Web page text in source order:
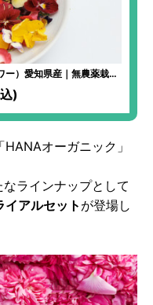
）愛知県産｜無農薬栽培
IN YOU MARKET限定。サ
豪華な逸品が完成！写真映
)
オーガニック」
ラインナップとして
アルセット が登場し